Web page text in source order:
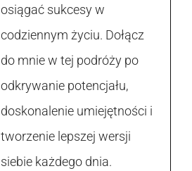
osiągać sukcesy w
codziennym życiu. Dołącz
do mnie w tej podróży po
odkrywanie potencjału,
doskonalenie umiejętności i
tworzenie lepszej wersji
siebie każdego dnia.